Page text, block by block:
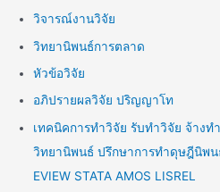
วิจารณ์งานวิจัย
วิทยานิพนธ์การตลาด
หัวข้อวิจัย
อภิปรายผลวิจัย ปริญญาโท
เทคนิคการทำวิจัย รับทำวิจัย จ้างท
วิทยานิพนธ์ ปรึกษาการทำดุษฎีนิพน
EVIEW STATA AMOS LISREL